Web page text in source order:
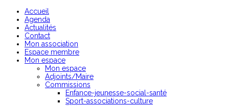
Accueil
Agenda
Actualités
Contact
Mon association
Espace membre
Mon espace
Mon espace
Adjoints/Maire
Commissions
Enfance-jeunesse-social-santé
Sport-associations-culture